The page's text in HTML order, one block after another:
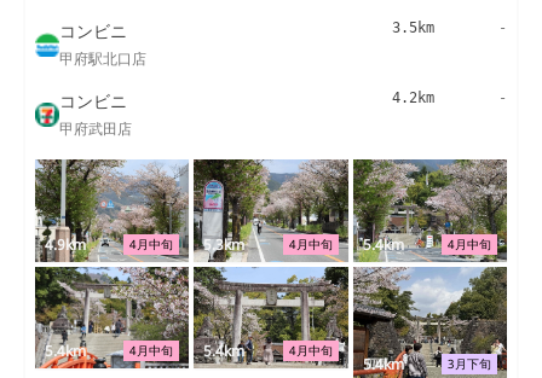
コンビニ
甲府駅北口店
3.5km -
コンビニ
甲府武田店
4.2km -
4月中旬
4.9km 4月中旬
5.3km 4月中旬
5.4km
4月中旬
5.4km 4月中旬
5.4km
3月下旬
5.4km